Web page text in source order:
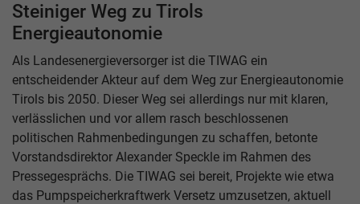
Steiniger Weg zu Tirols
Energieautonomie
Als Landesenergieversorger ist die TIWAG ein
entscheidender Akteur auf dem Weg zur Energieautonomie
Tirols bis 2050. Dieser Weg sei allerdings nur mit klaren,
verlässlichen und vor allem rasch beschlossenen
politischen Rahmenbedingungen zu schaffen, betonte
Vorstandsdirektor Alexander Speckle im Rahmen des
Pressegesprächs. Die TIWAG sei bereit, Projekte wie etwa
das Pumpspeicherkraftwerk Versetz umzusetzen, aktuell